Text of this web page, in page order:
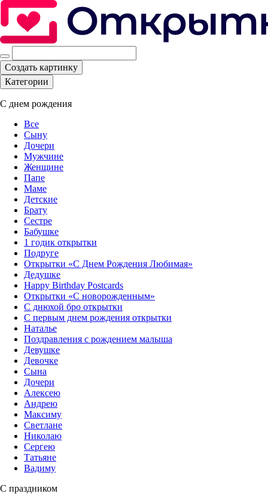
Создать картинку
Категории
С днем рождения
Все
Сыну
Дочери
Мужчине
Женщине
Папе
Маме
Детские
Брату
Сестре
Бабушке
1 годик открытки
Подруге
Открытки «С Днем Рождения Любимая»‎
Дедушке
Happy Birthday Postcards
Открытки «‎С новорожденным»
С днюхой бро открытки
С первым днем рождения открытки
Наталье
Поздравления с рождением малыша
Девушке
Девочке
Сына
Дочери
Алексею
Андрею
Максиму
Светлане
Николаю
Сергею
Татьяне
Вадиму
С праздником